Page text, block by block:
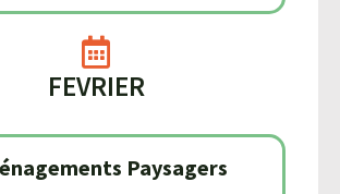
FEVRIER
Paysagers